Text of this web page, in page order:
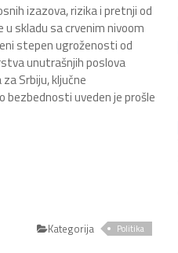
izazova, rizika i pretnji od
skladu sa crvenim nivoom
stepen ugroženosti od
unutrašnjih poslova
Srbiju, ključne
bezbednosti uveden je prošle
Kategorija Politika